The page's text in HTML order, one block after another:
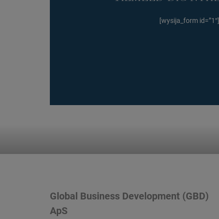
[wysija_form id=”1″]
Global Business Development (GBD)
ApS